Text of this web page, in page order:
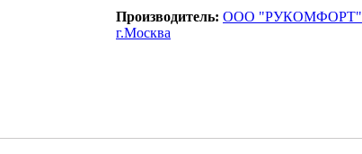
Производитель: ООО "РУКОМФОРТ"
г.Москва